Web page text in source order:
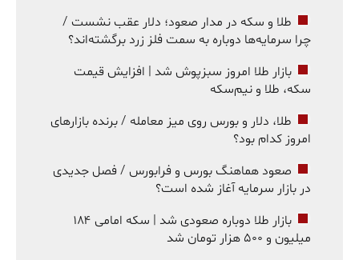
طلا و سکه در مدار صعود؛ دلار عقب نشست /
چرا سرمایه‌ها دوباره به سمت فلز زرد برگشته‌اند؟
بازار طلا امروز سبزپوش شد | افزایش قیمت
سکه، طلا و نیم‌سکه
طلا، دلار و بورس روی میز معامله / برنده بازارهای
امروز کدام بود؟
صعود هماهنگ بورس و فرابورس / فصل جدیدی
در بازار سرمایه آغاز شده است؟
بازار طلا دوباره صعودی شد | سکه امامی ۱۸۴
میلیون و ۵۰۰ هزار تومان شد